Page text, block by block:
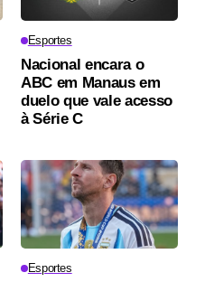
Esportes
Nacional encara o
ABC em Manaus em
duelo que vale acesso
à Série C
Esportes